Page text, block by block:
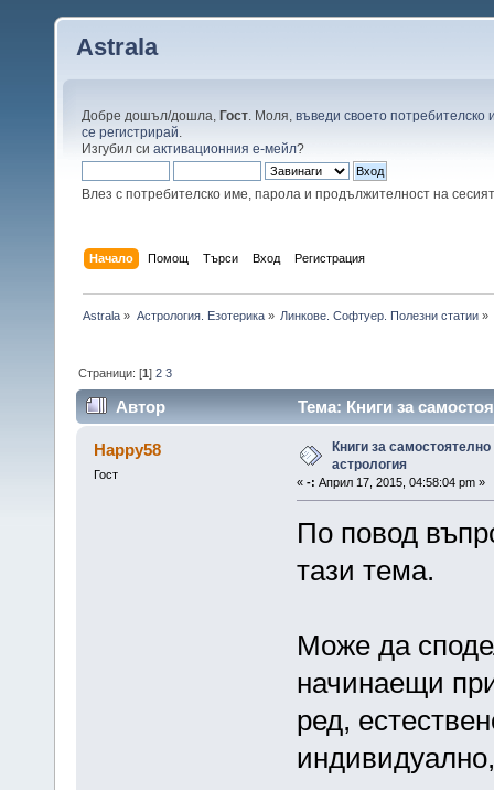
Astrala
Добре дошъл/дошла, Гост . Моля, въведи своето потребителско
се регистрирай
Изгубил си активационния е-мейл?
Влез с потребителско име, парола и продължителност на
Начало Помощ Търси Вход Регистрация
Astrala » Астрология. Езотерика» Линкове. Софтуер. Полезни статии»
Страници: [1]2 3
Автор Тема: Книги за
Happy58
Гост
Книги за
астрология
« -: Април 17, 2015, 04:58:04 pm »
По повод
тази тема.
Може да
начинаещи
ред,